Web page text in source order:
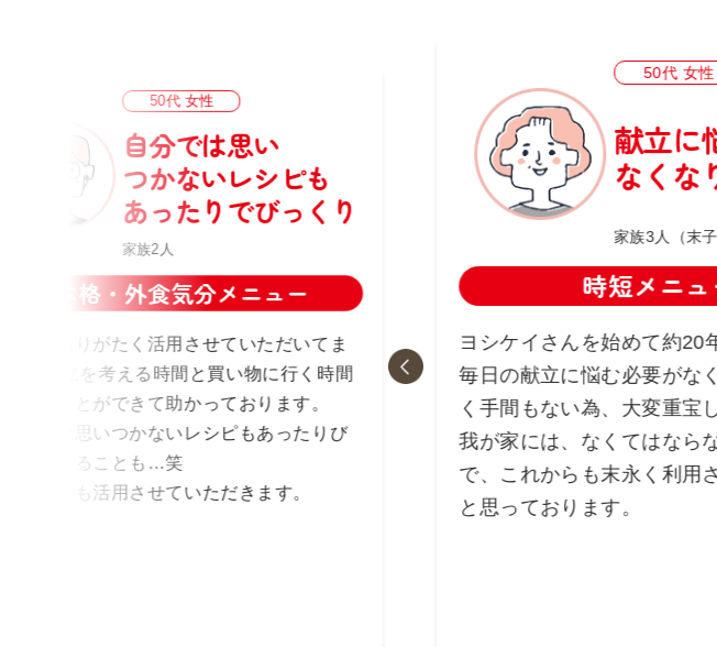
50代 女性
自分では思い
つかないレシピも
あったりでびっくり
家族2人
本格・外食気分メニュー
いつもありがたく活用させていただいてま
す。 献立を考える時間と買い物に行く時間
を省くことができて助かっております。
自分では思いつかないレシピもあったりび
っくりすることも…笑
これからも活用させていただきます。
50代 女性
献立に
なくな
家族3人（末
時短メニュ
ヨシケイさんを始めて約20
毎日の献立に悩む必要がな
く手間もない為、大変重宝
我が家には、なくてはなら
で、これからも末永く利用
と思っております。